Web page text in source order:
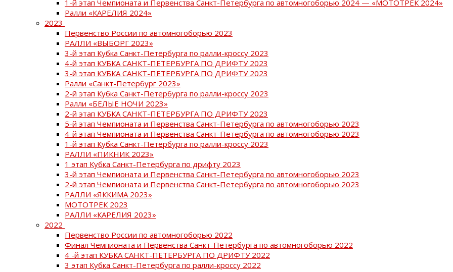
1-й этап Чемпионата и Первенства Санкт-Петербурга по автомногоборью 2024 — «МОТОТРЕК 2024»
Ралли «КАРЕЛИЯ 2024»
2023
Первенство России по автомногоборью 2023
РАЛЛИ «ВЫБОРГ 2023»
3-й этап Кубка Санкт-Петербурга по ралли-кроссу 2023
4-й этап КУБКА САНКТ-ПЕТЕРБУРГА ПО ДРИФТУ 2023
3-й этап КУБКА САНКТ-ПЕТЕРБУРГА ПО ДРИФТУ 2023
Ралли «Санкт-Петербург 2023»
2-й этап Кубка Санкт-Петербурга по ралли-кроссу 2023
Ралли «БЕЛЫЕ НОЧИ 2023»
2-й этап КУБКА САНКТ-ПЕТЕРБУРГА ПО ДРИФТУ 2023
5-й этап Чемпионата и Первенства Санкт-Петербурга по автомногоборью 2023
4-й этап Чемпионата и Первенства Санкт-Петербурга по автомногоборью 2023
1-й этап Кубка Санкт-Петербурга по ралли-кроссу 2023
РАЛЛИ «ПИКНИК 2023»
1 этап Кубка Санкт-Петербурга по дрифту 2023
3-й этап Чемпионата и Первенства Санкт-Петербурга по автомногоборью 2023
2-й этап Чемпионата и Первенства Санкт-Петербурга по автомногоборью 2023
РАЛЛИ «ЯККИМА 2023»
МОТОТРЕК 2023
РАЛЛИ «КАРЕЛИЯ 2023»
2022
Первенство России по автомногоборью 2022
Финал Чемпионата и Первенства Санкт-Петербурга по автомногоборью 2022
4 -й этап КУБКА САНКТ-ПЕТЕРБУРГА ПО ДРИФТУ 2022
3 этап Кубка Санкт-Петербурга по ралли-кроссу 2022